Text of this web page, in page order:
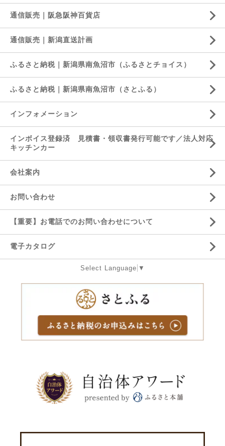
通信販売｜阪急阪神百貨店
通信販売｜新潟直送計画
ふるさと納税｜新潟県南魚沼市（ふるさとチョイス）
ふるさと納税｜新潟県南魚沼市（さとふる）
インフォメーション
インボイス登録済 見積書・領収書発行可能です／法人対応
キッチンカー
会社案内
お問い合わせ
【重要】お電話でのお問い合わせについて
電子カタログ
Select Language ▼